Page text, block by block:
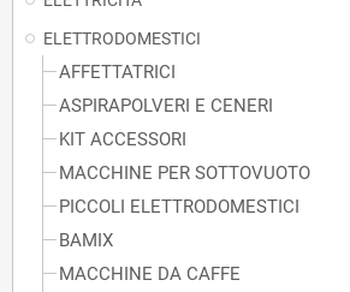
ELETTRODOMESTICI
AFFETTATRICI
ASPIRAPOLVERI E CENERI
KIT ACCESSORI
MACCHINE PER SOTTOVUOTO
PICCOLI ELETTRODOMESTICI
BAMIX
MACCHINE DA CAFFE